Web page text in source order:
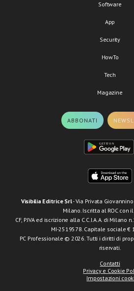
Software
App
Security
HowTo
Tech
Magazine
ABBONATI
Visibilia Editrice Srl- Via Privata
Milano. Iscritta al ROC con
CF, P.IVA ed iscrizione alla C.C.I.A.A. di Milano
MI-2519578. Capitale sociale €
PC Professionale © 2026. Tutti i diritti di
riservati.
Contatti
Privacy e Cookie
Impostazioni